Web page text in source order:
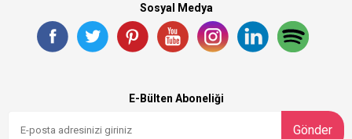
Sosyal Medya
E-Bülten Aboneliği
Gönder